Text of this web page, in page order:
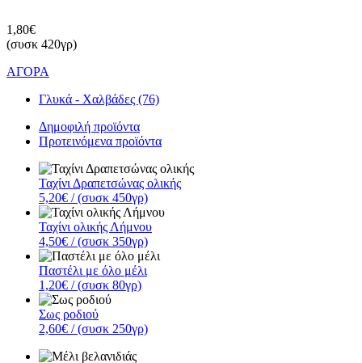
1,80€
(συσκ 420γρ)
ΑΓΟΡΑ
Γλυκά - Χαλβάδες (76)
Δημοφιλή προϊόντα
Προτεινόμενα προϊόντα
Ταχίνι Δραπετσώνας ολικής
5,20€ / (συσκ 450γρ)
Ταχίνι ολικής Λήμνου
4,50€ / (συσκ 350γρ)
Παστέλι με όλο μέλι
1,20€ / (συσκ 80γρ)
Σως ροδιού
2,60€ / (συσκ 250γρ)